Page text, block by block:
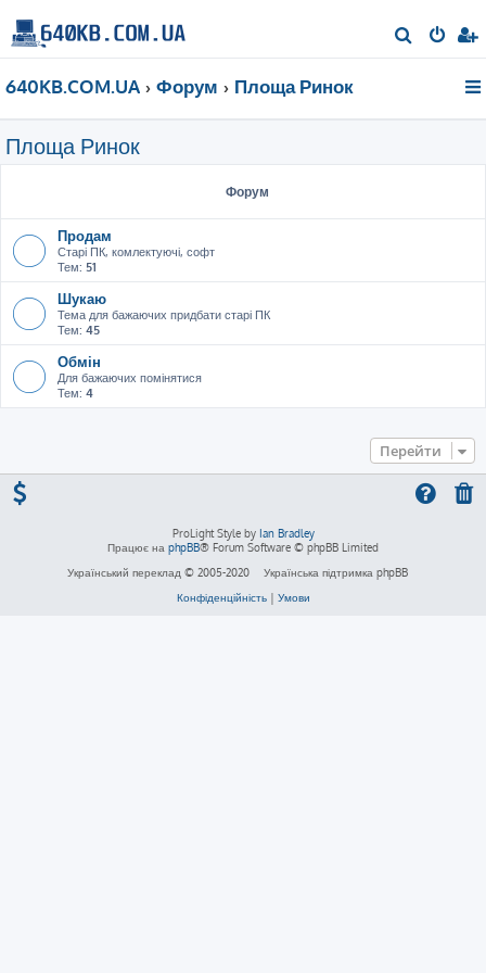
о
640KB.COM.UA Форум Площа Ринок
Площа Ринок
Форум
Продам
Старі ПК, комлектуючі, софт
Тем: 51
Шукаю
Тема для бажаючих придбати старі ПК
Тем: 45
Обмін
Для бажаючих помінятися
Тем: 4
Перейти
ProLight Style by Ian Bradley
Працює на phpBB® Forum Software © phpBB Limited
Український переклад © 2005-2020
Українська підтримка phpBB
Конфіденційність| Умови